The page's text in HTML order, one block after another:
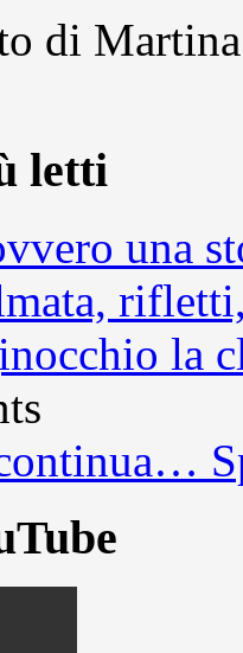
di
letti
una
la